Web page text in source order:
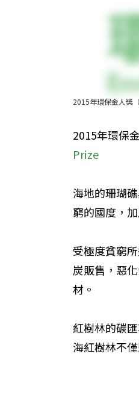
2015年環保金人獎
2015年環保
Prize
海地的珊瑚
窮的國度，
受極度貧窮
炭販售，惡
材。
紅樹林的碳
海紅樹林不